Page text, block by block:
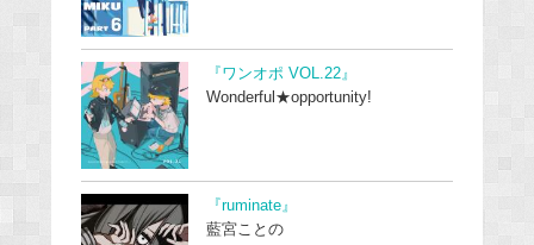
『ワンオポ VOL.22』
Wonderful★opportunity!
『ruminate』
藍宮ことの